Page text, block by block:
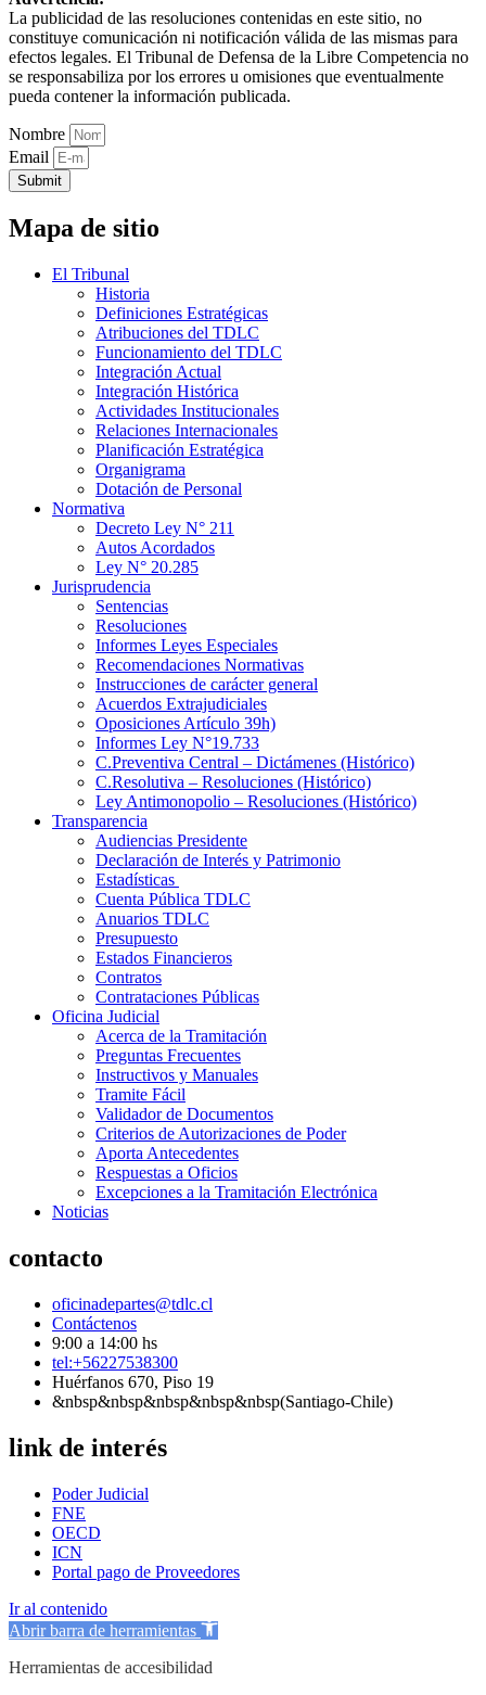
La publicidad de las resoluciones contenidas en este sitio, no
constituye comunicación ni notificación válida de las mismas para
efectos legales. El Tribunal de Defensa de la Libre Competencia no
se responsabiliza por los errores u omisiones que eventualmente
pueda contener la información publicada.
Nombre
Email
Submit
Mapa de sitio
El Tribunal
Historia
Definiciones Estratégicas
Atribuciones del TDLC
Funcionamiento del TDLC
Integración Actual
Integración Histórica
Actividades Institucionales
Relaciones Internacionales
Planificación Estratégica
Organigrama
Dotación de Personal
Normativa
Decreto Ley N° 211
Autos Acordados
Ley N° 20.285
Jurisprudencia
Sentencias
Resoluciones
Informes Leyes Especiales
Recomendaciones Normativas
Instrucciones de carácter general
Acuerdos Extrajudiciales
Oposiciones Artículo 39h)
Informes Ley N°19.733
C.Preventiva Central – Dictámenes (Histórico)
C.Resolutiva – Resoluciones (Histórico)
Ley Antimonopolio – Resoluciones (Histórico)
Transparencia
Audiencias Presidente
Declaración de Interés y Patrimonio
Estadísticas
Cuenta Pública TDLC
Anuarios TDLC
Presupuesto
Estados Financieros
Contratos
Contrataciones Públicas
Oficina Judicial
Acerca de la Tramitación
Preguntas Frecuentes
Instructivos y Manuales
Tramite Fácil
Validador de Documentos
Criterios de Autorizaciones de Poder
Aporta Antecedentes
Respuestas a Oficios
Excepciones a la Tramitación Electrónica
Noticias
contacto
oficinadepartes@tdlc.cl
Contáctenos
9:00 a 14:00 hs
tel:+56227538300
Huérfanos 670, Piso 19
&nbsp&nbsp&nbsp&nbsp&nbsp(Santiago-Chile)
link de interés
Poder Judicial
FNE
OECD
ICN
Portal pago de Proveedores
Ir al contenido
Abrir barra de herramientas
Herramientas de accesibilidad